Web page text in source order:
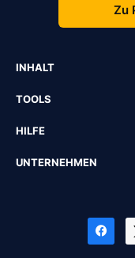
Zu
INHALT
TOOLS
HILFE
UNTERNEHMEN